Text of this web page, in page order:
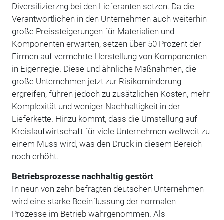
Diversifizierzng bei den Lieferanten setzen. Da die
Verantwortlichen in den Unternehmen auch weiterhin
große Preissteigerungen für Materialien und
Komponenten erwarten, setzen über 50 Prozent der
Firmen auf vermehrte Herstellung von Komponenten
in Eigenregie. Diese und ähnliche Maßnahmen, die
große Unternehmen jetzt zur Risikominderung
ergreifen, führen jedoch zu zusätzlichen Kosten, mehr
Komplexität und weniger Nachhaltigkeit in der
Lieferkette. Hinzu kommt, dass die Umstellung auf
Kreislaufwirtschaft für viele Unternehmen weltweit zu
einem Muss wird, was den Druck in diesem Bereich
noch erhöht.
Betriebsprozesse nachhaltig gestört
In neun von zehn befragten deutschen Unternehmen
wird eine starke Beeinflussung der normalen
Prozesse im Betrieb wahrgenommen. Als